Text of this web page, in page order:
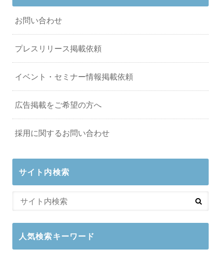
お問い合わせ
プレスリリース掲載依頼
イベント・セミナー情報掲載依頼
広告掲載をご希望の方へ
採用に関するお問い合わせ
サイト内検索
人気検索キーワード